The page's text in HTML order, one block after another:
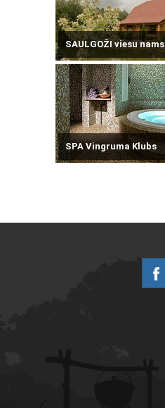
SAULGOŽI viesu nams
SPA Vingruma Klubs